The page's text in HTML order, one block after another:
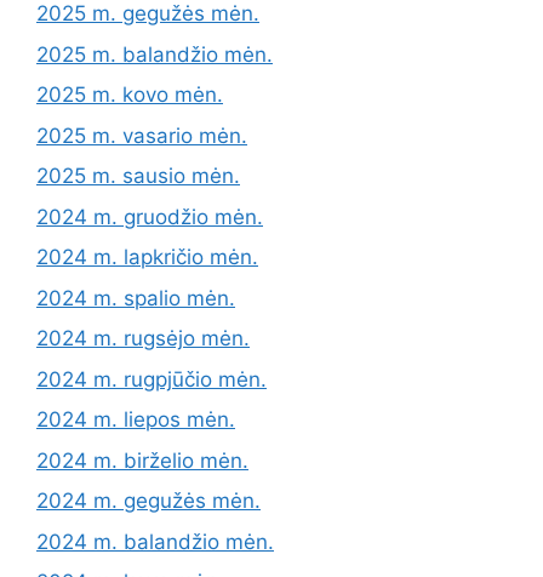
2025 m. gegužės mėn.
2025 m. balandžio mėn.
2025 m. kovo mėn.
2025 m. vasario mėn.
2025 m. sausio mėn.
2024 m. gruodžio mėn.
2024 m. lapkričio mėn.
2024 m. spalio mėn.
2024 m. rugsėjo mėn.
2024 m. rugpjūčio mėn.
2024 m. liepos mėn.
2024 m. birželio mėn.
2024 m. gegužės mėn.
2024 m. balandžio mėn.